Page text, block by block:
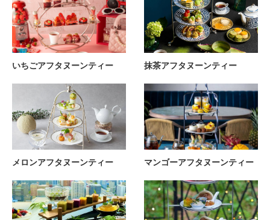
いちごアフタヌーンティー 抹茶アフタヌーンティー
メロンアフタヌーンティー マンゴーアフタヌーンティー